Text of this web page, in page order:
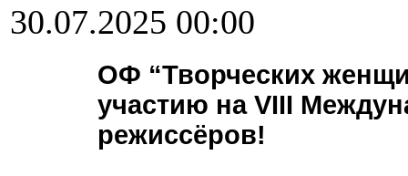
30.07.2025 00:00
ОФ “Творческих
участию на VIII
режиссёров!